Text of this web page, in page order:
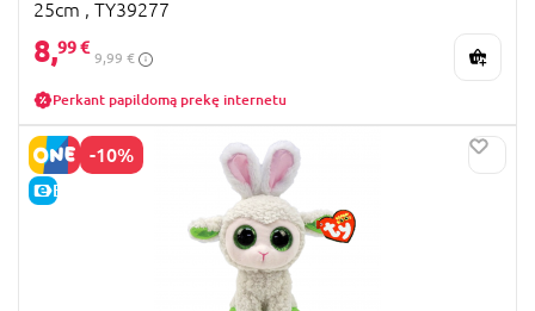
25cm , TY39277
8,99 €
9,99 €
Perkant papildomą prekę internetu
-10%
E-KAINA